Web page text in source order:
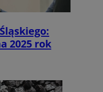
2025 rok